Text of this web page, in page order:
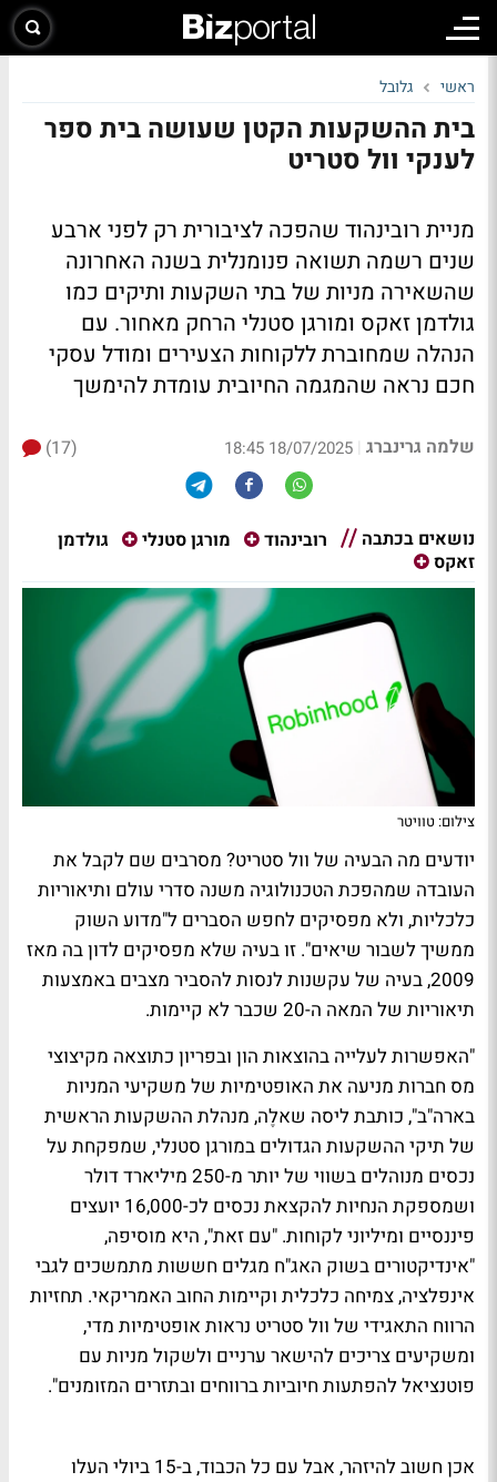
ראשי גלובל
בית ההשקעות הקטן שעושה בית ספר
לענקי וול סטריט
מניית רובינהוד שהפכה לציבורית רק לפני ארבע
שנים רשמה תשואה פנומנלית בשנה האחרונה
שהשאירה מניות של בתי השקעות ותיקים כמו
גולדמן זאקס ומורגן סטנלי הרחק מאחור. עם
הנהלה שמחוברת ללקוחות הצעירים ומודל עסקי
חכם נראה שהמגמה החיובית עומדת להימשך
שלמה גרינברג |
18/07/2025 18:45
(17)
נושאים בכתבה רובינהוד מורגן סטנלי
גולדמן
זאקס
צילום: טוויטר
יודעים מה הבעיה של וול סטריט? מסרבים שם לקבל את
העובדה שמהפכת הטכנולוגיה משנה סדרי עולם ותיאוריות
כלכליות, ולא מפסיקים לחפש הסברים ל"מדוע השוק
ממשיך לשבור שיאים". זו בעיה שלא מפסיקים לדון בה מאז
2009, בעיה של עקשנות לנסות להסביר מצבים באמצעות
תיאוריות של המאה ה-20 שכבר לא קיימות.
"האפשרות לעלייה בהוצאות הון ובפריון כתוצאה מקיצוצי
מס חברות מניעה את האופטימיות של משקיעי המניות
בארה"ב", כותבת ליסה שאלֶה, מנהלת ההשקעות הראשית
של תיקי ההשקעות הגדולים במורגן סטנלי, שמפקחת על
נכסים מנוהלים בשווי של יותר מ-250 מיליארד דולר
ושמספקת הנחיות להקצאת נכסים לכ-16,000 יועצים
פיננסיים ומיליוני לקוחות. "עם זאת", היא מוסיפה,
"אינדיקטורים בשוק האג"ח מגלים חששות מתמשכים לגבי
אינפלציה, צמיחה כלכלית וקיימות החוב האמריקאי. תחזיות
הרווח התאגידי של וול סטריט נראות אופטימיות מדי,
ומשקיעים צריכים להישאר ערניים ולשקול מניות עם
פוטנציאל להפתעות חיוביות ברווחים ובתזרים המזומנים".
אכן חשוב להיזהר, אבל עם כל הכבוד, ב-15 ביולי העלו